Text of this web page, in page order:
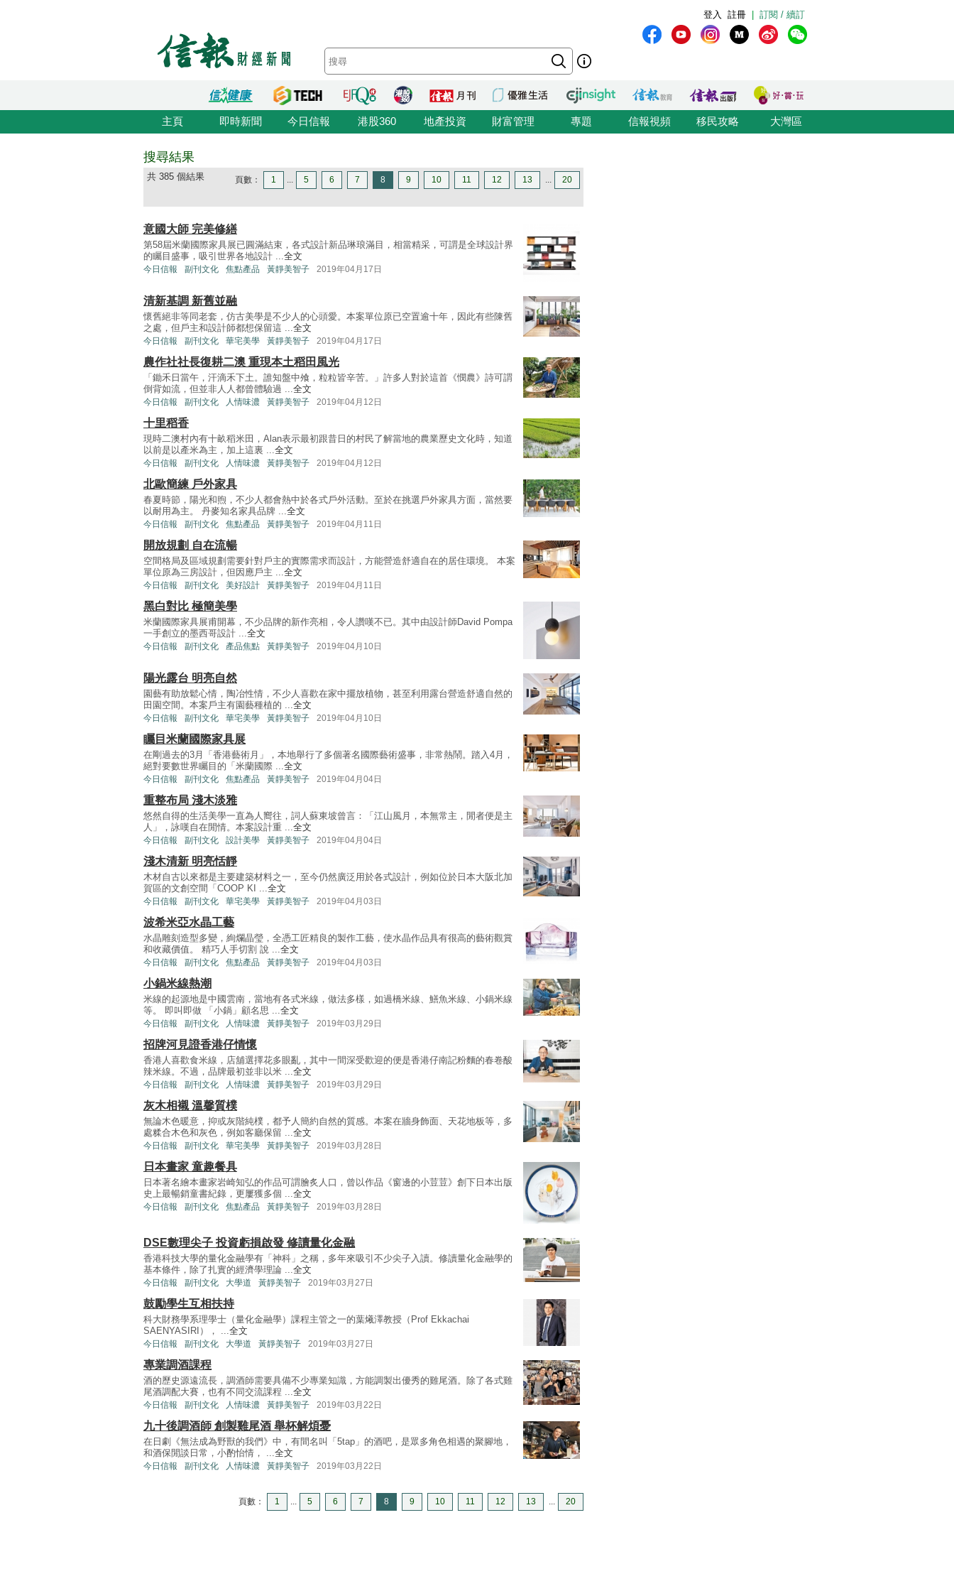
訂閱 / 續訂
註冊
登入
主頁 即時新聞 今日信報 港股360 地產投資 財富管理 專題 信報視頻 移民攻略 大灣區
搜尋結果
共 385 個結果 頁數： 1 ... 5 6 7 8 9 10 11 12 13 ... 20
意國大師 完美修繕
第58屆米蘭國際家具展已圓滿結束，各式設計新品琳琅滿目，相當精采，可謂是全球設計界
的矚目盛事，吸引世界各地設計 ...全文
今日信報 副刊文化 焦點產品 黃靜美智子 2019年04月17日
清新基調 新舊並融
懷舊絕非等同老套，仿古美學是不少人的心頭愛。本案單位原已空置逾十年，因此有些陳舊
之處，但戶主和設計師都想保留這 ... 全文
今日信報 副刊文化 華宅美學 黃靜美智子 2019年04月17日
農作社社長復耕二澳 重現本土稻田風光
「鋤禾日當午，汗滴禾下土。誰知盤中飧，粒粒皆辛苦。」許多人對於這首《憫農》詩可謂
倒背如流，但並非人人都曾體驗過 ... 全文
今日信報 副刊文化 人情味濃 黃靜美智子 2019年04月12日
十里稻香
現時二澳村內有十畝稻米田，Alan表示最初跟昔日的村民了解當地的農業歷史文化時，知道
以前是以產米為主，加上這裏 ... 全文
今日信報 副刊文化 人情味濃 黃靜美智子 2019年04月12日
北歐簡練 戶外家具
春夏時節，陽光和煦，不少人都會熱中於各式戶外活動。至於在挑選戶外家具方面，當然要
以耐用為主。 丹麥知名家具品牌 ... 全文
今日信報 副刊文化 焦點產品 黃靜美智子 2019年04月11日
開放規劃 自在流暢
空間格局及區域規劃需要針對戶主的實際需求而設計，方能營造舒適自在的居住環境。 本案
單位原為三房設計，但因應戶主 ... 全文
今日信報 副刊文化 美好設計 黃靜美智子 2019年04月11日
黑白對比 極簡美學
米蘭國際家具展甫開幕，不少品牌的新作亮相，令人讚嘆不已。其中由設計師David Pompa
一手創立的墨西哥設計 ... 全文
今日信報 副刊文化 產品焦點 黃靜美智子 2019年04月10日
陽光露台 明亮自然
園藝有助放鬆心情，陶冶性情，不少人喜歡在家中擺放植物，甚至利用露台營造舒適自然的
田園空間。本案戶主有園藝種植的 ...全文
今日信報 副刊文化 華宅美學 黃靜美智子 2019年04月10日
矚目米蘭國際家具展
在剛過去的3月「香港藝術月」，本地舉行了多個著名國際藝術盛事，非常熱鬧。踏入4月，
絕對要數世界矚目的「米蘭國際 ...全文
今日信報 副刊文化 焦點產品 黃靜美智子 2019年04月04日
重整布局 淺木淡雅
悠然自得的生活美學一直為人嚮往，詞人蘇東坡曾言：「江山風月，本無常主，閒者便是主
人」，詠嘆自在閒情。本案設計重 ...全文
今日信報 副刊文化 設計美學 黃靜美智子 2019年04月04日
淺木清新 明亮恬靜
木材自古以來都是主要建築材料之一，至今仍然廣泛用於各式設計，例如位於日本大阪北加
賀區的文創空間「COOP KI ...全文
今日信報 副刊文化 華宅美學 黃靜美智子 2019年04月03日
波希米亞水晶工藝
水晶雕刻造型多變，絢爛晶瑩，全憑工匠精良的製作工藝，使水晶作品具有很高的藝術觀賞
和收藏價值。 精巧人手切割 說 ...全文
今日信報 副刊文化 焦點產品 黃靜美智子 2019年04月03日
小鍋米線熱潮
米線的起源地是中國雲南，當地有各式米線，做法多樣，如過橋米線、鱔魚米線、小鍋米線
等。 即叫即做 「小鍋」顧名思 ...全文
今日信報 副刊文化 人情味濃 黃靜美智子 2019年03月29日
招牌河見證香港仔情懷
香港人喜歡食米線，店舖選擇花多眼亂，其中一間深受歡迎的便是香港仔南記粉麵的春卷酸
辣米線。不過，品牌最初並非以米 ...全文
今日信報 副刊文化 人情味濃 黃靜美智子 2019年03月29日
灰木相襯 溫馨質樸
無論木色暖意，抑或灰階純樸，都予人簡約自然的質感。本案在牆身飾面、天花地板等，多
處糅合木色和灰色，例如客廳保留 ...全文
今日信報 副刊文化 華宅美學 黃靜美智子 2019年03月28日
日本畫家 童趣餐具
日本著名繪本畫家岩崎知弘的作品可謂膾炙人口，曾以作品《窗邊的小荳荳》創下日本出版
史上最暢銷童書紀錄，更屢獲多個 ...全文
今日信報 副刊文化 焦點產品 黃靜美智子 2019年03月28日
DSE數理尖子 投資虧損啟發 修讀量化金融
香港科技大學的量化金融學有「神科」之稱，多年來吸引不少尖子入讀。修讀量化金融學的
基本條件，除了扎實的經濟學理論 ...全文
今日信報 副刊文化 大學道 黃靜美智子 2019年03月27日
鼓勵學生互相扶持
科大財務學系理學士（量化金融學）課程主管之一的葉爔澤教授（Prof Ekkachai
SAENYASIRI）， ...全文
今日信報 副刊文化 大學道 黃靜美智子 2019年03月27日
專業調酒課程
酒的歷史源遠流長，調酒師需要具備不少專業知識，方能調製出優秀的雞尾酒。除了各式雞
尾酒調配大賽，也有不同交流課程 ...全文
今日信報 副刊文化 人情味濃 黃靜美智子 2019年03月22日
九十後調酒師 創製雞尾酒 舉杯解煩憂
在日劇《無法成為野獸的我們》中，有間名叫「5tap」的酒吧，是眾多角色相遇的聚腳地，
和酒保閒談日常，小酌怡情， ...全文
今日信報 副刊文化 人情味濃 黃靜美智子 2019年03月22日
頁數： 1 ... 5 6 7 8 9 10 11 12 13 ... 20